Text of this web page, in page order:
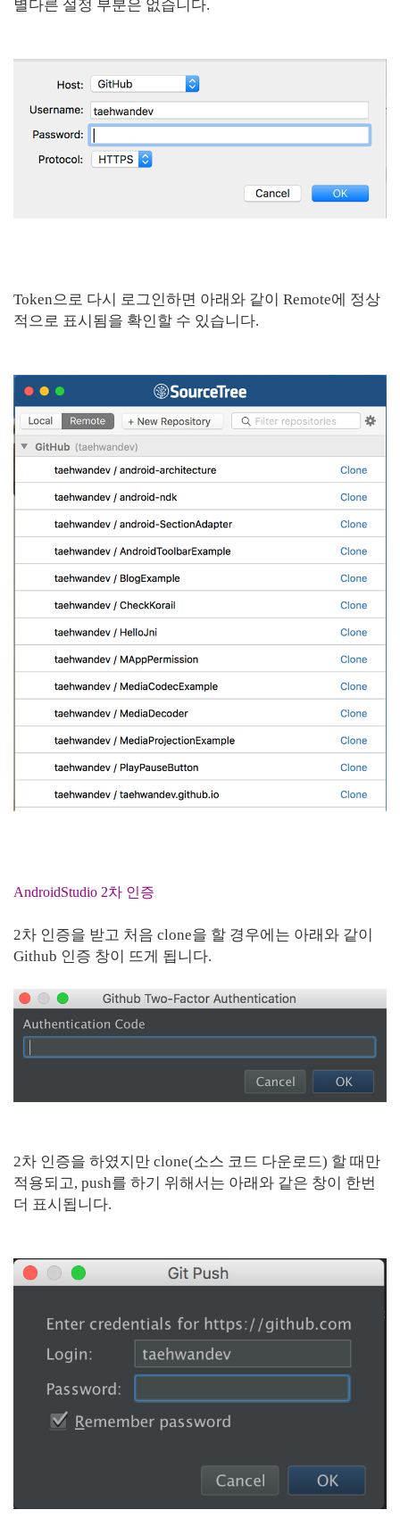
별다른 설정 부분은 없습니다.
Token으로 다시 로그인하면 아래와 같이 Remote에 정상
적으로 표시됨을 확인할 수 있습니다.
AndroidStudio 2차 인증
2차 인증을 받고 처음 clone을 할 경우에는 아래와 같이
Github 인증 창이 뜨게 됩니다.
2차 인증을 하였지만 clone(소스 코드 다운로드) 할 때만
적용되고, push를 하기 위해서는 아래와 같은 창이 한번
더 표시됩니다.